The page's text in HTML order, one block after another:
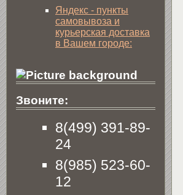
Яндекс - пункты
самовывоза и
курьерская доставка
в Вашем городе:
Звоните:
8(499) 391-89-
24
8(985) 523-60-
12